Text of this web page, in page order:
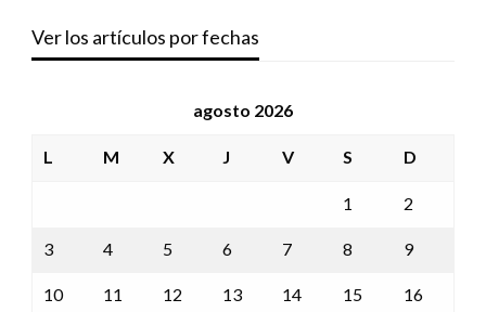
Ver los artículos por fechas
agosto 2026
L M X J V S D
1 2
3 4 5 6 7 8 9
10 11 12 13 14 15 16